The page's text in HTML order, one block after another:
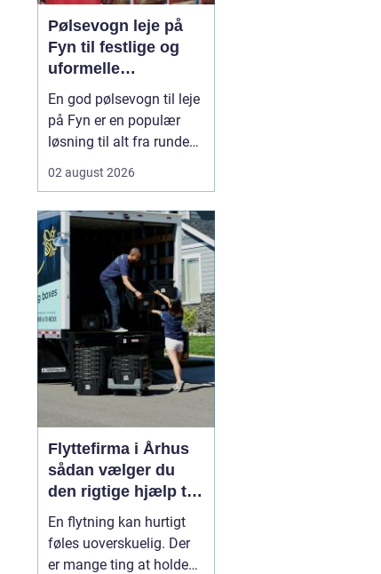
Pølsevogn leje på
Fyn til festlige og
uformelle
arrangementer
En god pølsevogn til leje
på Fyn er en populær
løsning til alt fra runde
konfirmationer til
Mange vælger en mobil
pølsevogn, fordi den
skaber en hyggelig
stemning, ...
02 august 2026
Flyttefirma i Århus
sådan vælger du
den rigtige hjælp til
flytningen
En flytning kan hurtigt
føles uoverskuelig. Der
er mange ting at holde